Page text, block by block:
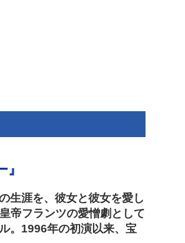
生涯を、彼女と彼女を愛し
帝フランツの愛憎劇として
。1996年の初演以来、宝